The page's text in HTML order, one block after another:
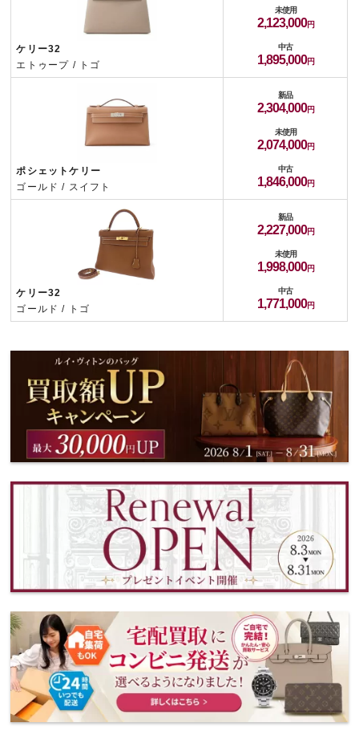
ケリー32
エトゥープ / トゴ
未使用
2,123,000
中古
1,895,000
ポシェットケリー
ゴールド / スイフト
新品
2,304,000
未使用
2,074,000
中古
1,846,000
ケリー32
ゴールド / トゴ
新品
2,227,000
未使用
1,998,000
中古
1,771,000